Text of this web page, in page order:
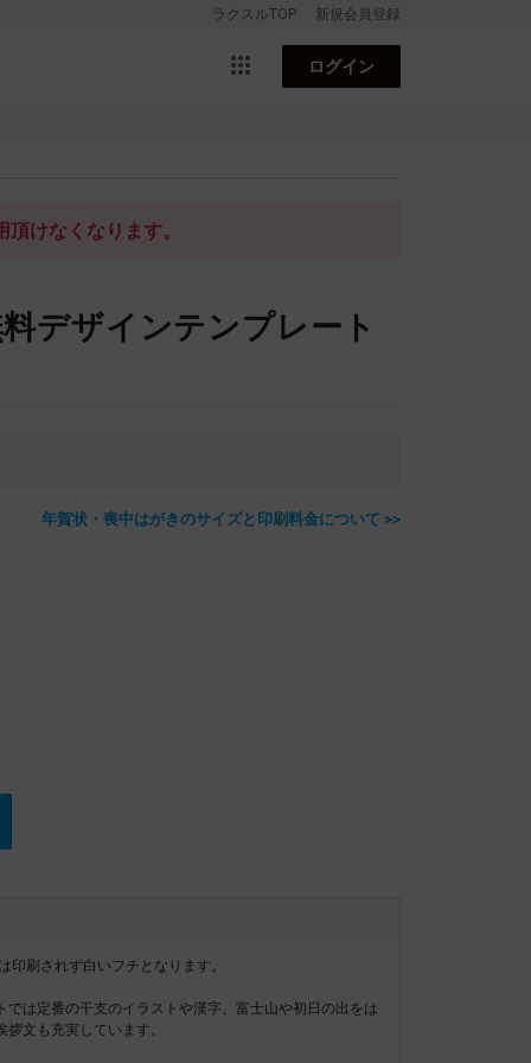
ラクスルTOP 新規会員登録
ログイン
けなくなります。
デザインテンプレート
年賀状・喪中はがきのサイズと印刷料金について >>
刷されず白いフチとなります。
は定番の干支のイラストや漢字、富士山や初日の出をは
文も充実しています。